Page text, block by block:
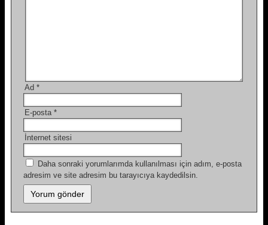
Ad *
E-posta *
İnternet sitesi
Daha sonraki yorumlarımda kullanılması için adım, e-posta
adresim ve site adresim bu tarayıcıya kaydedilsin.